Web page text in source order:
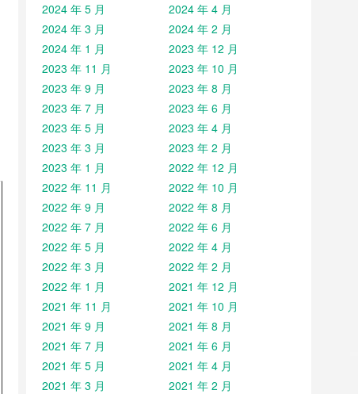
2024 年 5 月
2024 年 4 月
2024 年 3 月
2024 年 2 月
2024 年 1 月
2023 年 12 月
2023 年 11 月
2023 年 10 月
2023 年 9 月
2023 年 8 月
2023 年 7 月
2023 年 6 月
2023 年 5 月
2023 年 4 月
2023 年 3 月
2023 年 2 月
2023 年 1 月
2022 年 12 月
2022 年 11 月
2022 年 10 月
2022 年 9 月
2022 年 8 月
2022 年 7 月
2022 年 6 月
2022 年 5 月
2022 年 4 月
2022 年 3 月
2022 年 2 月
2022 年 1 月
2021 年 12 月
2021 年 11 月
2021 年 10 月
2021 年 9 月
2021 年 8 月
2021 年 7 月
2021 年 6 月
2021 年 5 月
2021 年 4 月
2021 年 3 月
2021 年 2 月